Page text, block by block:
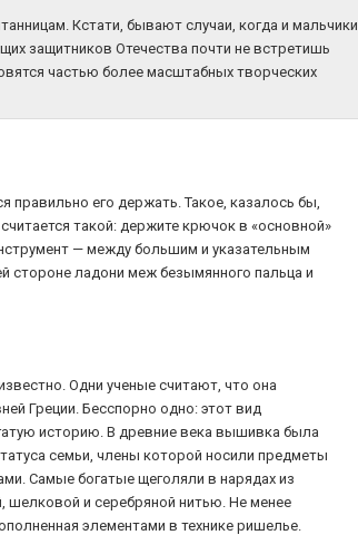
Кстати, бывают случаи, когда и мальчики
защитников Отечества почти не встретишь
частью более масштабных творческих
правильно его держать. Такое, казалось бы,
такой: держите крючок в «основной»
— между большим и указательным
стороне ладони меж безымянного пальца и
Одни ученые считают, что она
Греции. Бесспорно одно: этот вид
историю. В древние века вышивка была
семьи, члены которой носили предметы
Самые богатые щеголяли в нарядах из
шелковой и серебряной нитью. Не менее
элементами в технике ришелье.